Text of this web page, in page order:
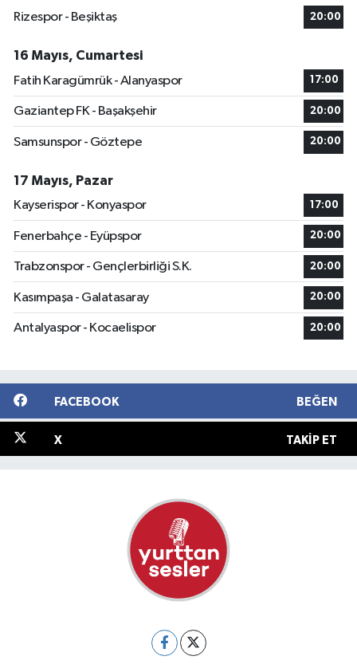
Rizespor - Beşiktaş
20:00
16 Mayıs, Cumartesi
Fatih Karagümrük - Alanyaspor
17:00
Gaziantep FK - Başakşehir 20:00
Samsunspor - Göztepe 20:00
17 Mayıs, Pazar
Kayserispor - Konyaspor
17:00
Fenerbahçe - Eyüpspor 20:00
Trabzonspor - Gençlerbirliği S.K. 20:00
Kasımpaşa - Galatasaray 20:00
Antalyaspor - Kocaelispor 20:00
FACEBOOK BEĞEN
X TAKIP ET